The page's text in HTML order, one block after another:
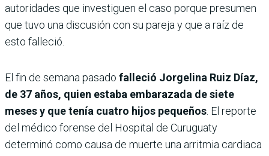
autoridades que investiguen el caso porque presumen
que tuvo una discusión con su pareja y que a raíz de
esto falleció.
El fin de semana pasado falleció Jorgelina Ruiz Díaz,
de 37 años, quien estaba embarazada de siete
meses y que tenía cuatro hijos pequeños . El reporte
del médico forense del Hospital de Curuguaty
determinó como causa de muerte una arritmia cardiaca